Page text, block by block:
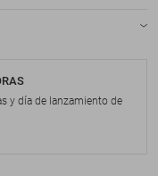
y día de lanzamiento de